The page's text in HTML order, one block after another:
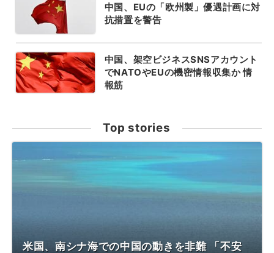
中国、EUの「欧州製」優遇計画に対
抗措置を警告
中国、架空ビジネスSNSアカウント
でNATOやEUの機密情報収集か 情
報筋
Top stories
米国、南シナ海での中国の動きを非難 「不安